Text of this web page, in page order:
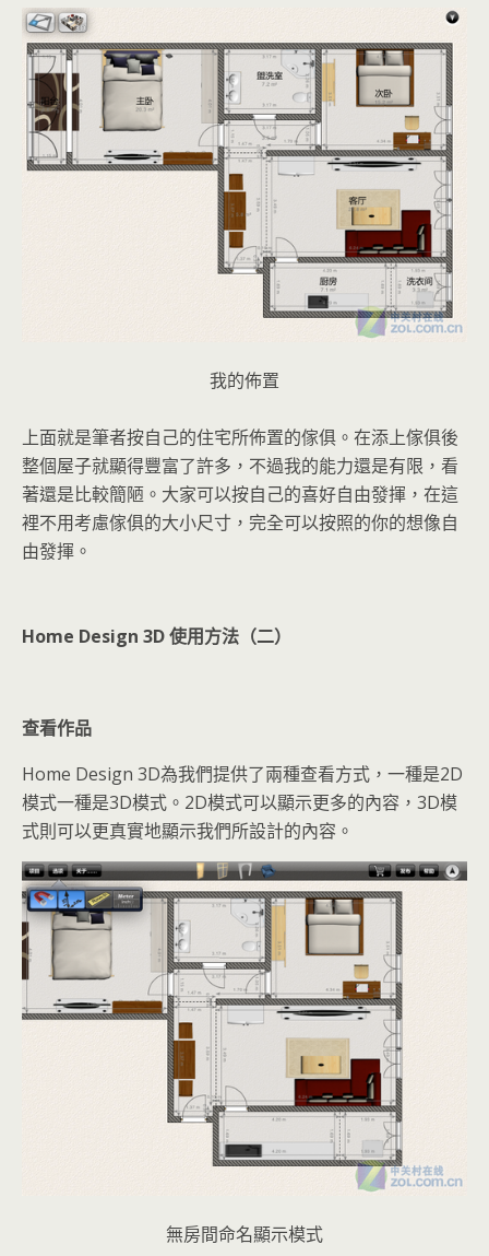
我的佈置
上面就是筆者按自己的住宅所佈置的傢俱。在添上傢俱後
整個屋子就顯得豐富了許多，不過我的能力還是有限，看
著還是比較簡陋。大家可以按自己的喜好自由發揮，在這
裡不用考慮傢俱的大小尺寸，完全可以按照的你的想像自
由發揮。
Home Design 3D 使用方法（二）
查看作品
Home Design 3D為我們提供了兩種查看方式，一種是2D
模式一種是3D模式。2D模式可以顯示更多的內容，3D模
式則可以更真實地顯示我們所設計的內容。
無房間命名顯示模式